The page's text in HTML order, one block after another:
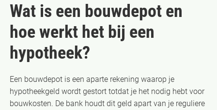
Wat is een bouwdepot en
hoe werkt het bij een
hypotheek?
Een bouwdepot is een aparte rekening waarop je
hypotheekgeld wordt gestort totdat je het nodig hebt voor
bouwkosten. De bank houdt dit geld apart van je reguliere